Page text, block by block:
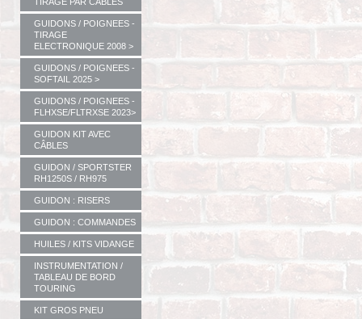
GUIDONS / POIGNEES -
TIRAGE
ELECTRONIQUE 2008 >
GUIDONS / POIGNEES -
SOFTAIL 2025 >
GUIDONS / POIGNEES -
FLHXSE/FLTRXSE 2023>
GUIDON KIT AVEC
CÂBLES
GUIDON / SPORTSTER
RH1250S / RH975
GUIDON : RISERS
GUIDON : COMMANDES
HUILES / KITS VIDANGE
INSTRUMENTATION /
TABLEAU DE BORD
TOURING
KIT GROS PNEU